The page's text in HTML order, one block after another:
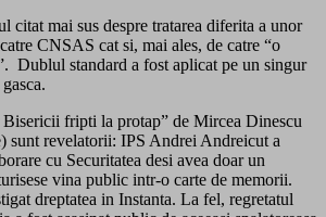
citat mai sus despre tratarea diferita a unor
CNSAS cat si, mai ales, de catre “o
Dublul standard a fost aplicat pe un singur
fripti la protap” de Mircea Dinescu
sunt revelatorii: IPS Andrei Andreicut a
cu Securitatea desi avea doar un
vina public intr-o carte de memorii.
dreptatea in Instanta. La fel, regretatul